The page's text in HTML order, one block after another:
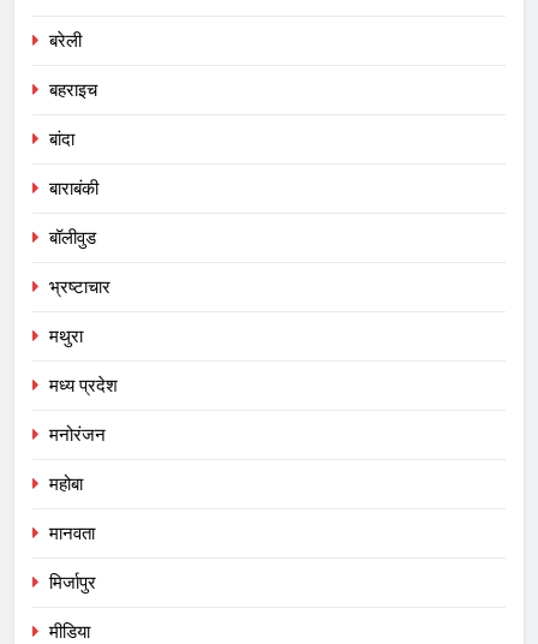
बरेली
बहराइच
बांदा
बाराबंकी
बॉलीवुड
भ्रष्टाचार
मथुरा
मध्य प्रदेश
मनोरंजन
महोबा
मानवता
मिर्जापुर
मीडिया